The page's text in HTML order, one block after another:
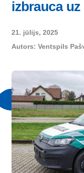
izbrauca
21. jūlijs, 2025
Autors: Ventspils